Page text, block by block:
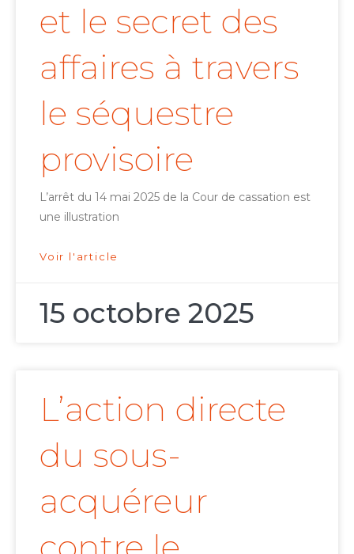
et le secret des
affaires à travers
le séquestre
provisoire
L’arrêt du 14 mai 2025 de la Cour de cassation est
une illustration
Voir l'article
15 octobre 2025
L’action directe
du sous-
acquéreur